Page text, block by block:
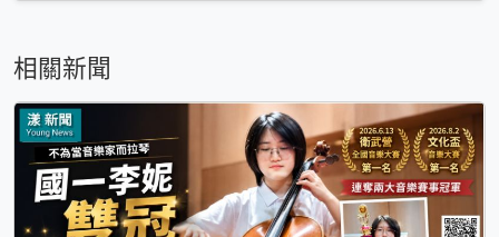
相關新聞